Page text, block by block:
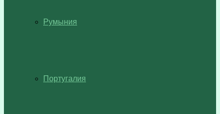
Румыния
Португалия